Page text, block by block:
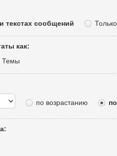
текстах сообщений
как:
Темы
по возрастанию